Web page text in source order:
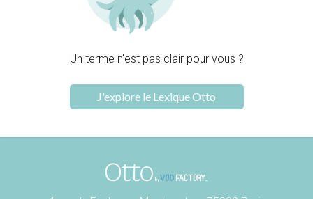
Un terme n'est pas clair pour vous ?
J'explore le Lexique Otto